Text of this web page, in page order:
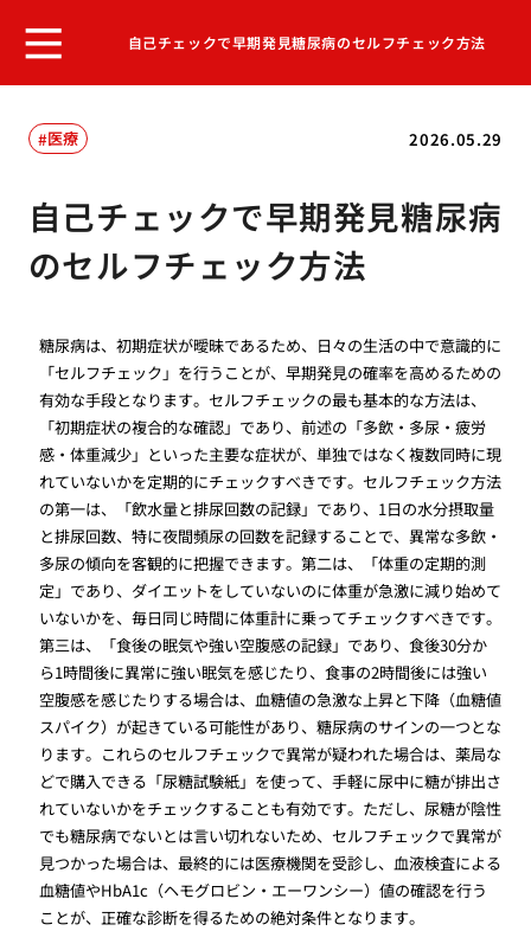
自己チェックで早期発見糖尿病のセルフチェック方法
2026.05.29
医療
自己チェックで早期発見糖尿病
のセルフチェック方法
糖尿病は、初期症状が曖昧であるため、日々の生活の中で意識的に
「セルフチェック」を行うことが、早期発見の確率を高めるための
有効な手段となります。セルフチェックの最も基本的な方法は、
「初期症状の複合的な確認」であり、前述の「多飲・多尿・疲労
感・体重減少」といった主要な症状が、単独ではなく複数同時に現
れていないかを定期的にチェックすべきです。セルフチェック方法
の第一は、「飲水量と排尿回数の記録」であり、1日の水分摂取量
と排尿回数、特に夜間頻尿の回数を記録することで、異常な多飲・
多尿の傾向を客観的に把握できます。第二は、「体重の定期的測
定」であり、ダイエットをしていないのに体重が急激に減り始めて
いないかを、毎日同じ時間に体重計に乗ってチェックすべきです。
第三は、「食後の眠気や強い空腹感の記録」であり、食後30分か
ら1時間後に異常に強い眠気を感じたり、食事の2時間後には強い
空腹感を感じたりする場合は、血糖値の急激な上昇と下降（血糖値
スパイク）が起きている可能性があり、糖尿病のサインの一つとな
ります。これらのセルフチェックで異常が疑われた場合は、薬局な
どで購入できる「尿糖試験紙」を使って、手軽に尿中に糖が排出さ
れていないかをチェックすることも有効です。ただし、尿糖が陰性
でも糖尿病でないとは言い切れないため、セルフチェックで異常が
見つかった場合は、最終的には医療機関を受診し、血液検査による
血糖値やHbA1c（ヘモグロビン・エーワンシー）値の確認を行う
ことが、正確な診断を得るための絶対条件となります。